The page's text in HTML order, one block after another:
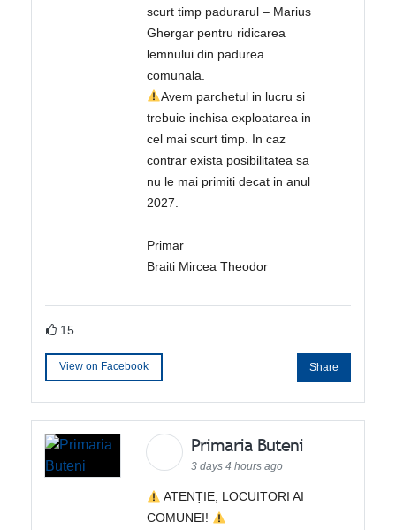
scurt timp padurarul – Marius
Ghergar pentru ridicarea
lemnului din padurea
comunala.
Avem parchetul in lucru si
trebuie inchisa exploatarea in
cel mai scurt timp. In caz
contrar exista posibilitatea sa
nu le mai primiti decat in anul
2027.
Primar
Braiti Mircea Theodor
15
View on Facebook Share
Primaria Buteni
3 days 4 hours ago
ATENȚIE, LOCUITORI AI
COMUNEI!